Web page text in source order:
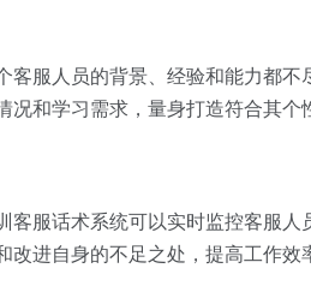
客服人员的背景、经验和能力都
和学习需求，量身打造符合其个
客服话术系统可以实时监控客服人
进自身的不足之处，提高工作效